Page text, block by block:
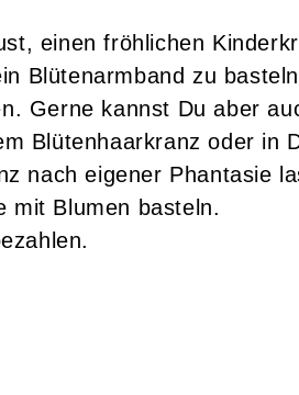
einen fröhlichen
Blütenarmband zu
Gerne kannst Du aber
Blütenhaarkranz oder in
nach eigener Phantasie
mit Blumen basteln.